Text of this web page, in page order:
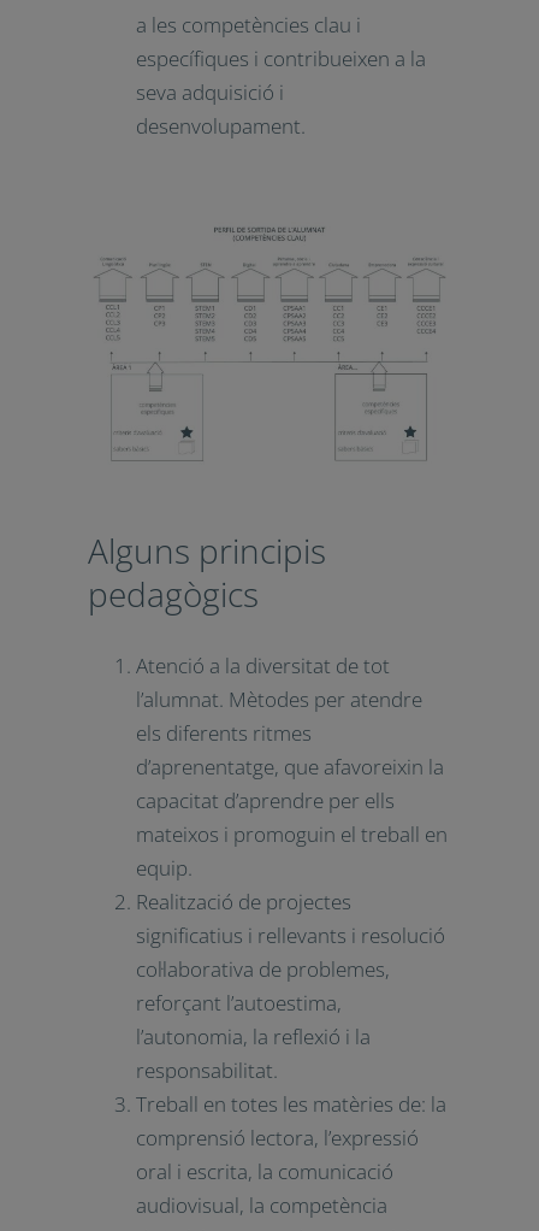
competències clau per a cada
competència específica en cada
àrea o matèria.
Sabers bàsics: coneixements,
necessaris per a l’adquisició de
les competències específiques.
Situacions d’aprenentatge :
activitats que impliquen el
desplegament per part de
l’alumnat d’actuacions
associades a les competències
adquisició i desenvolupament.
Alguns principis
pedagògics
Atenció a la diversitat de tot
l’alumnat. Mètodes per atendre
els diferents ritmes
d’aprenentatge, que afavoreixin
la capacitat d’aprendre per ells